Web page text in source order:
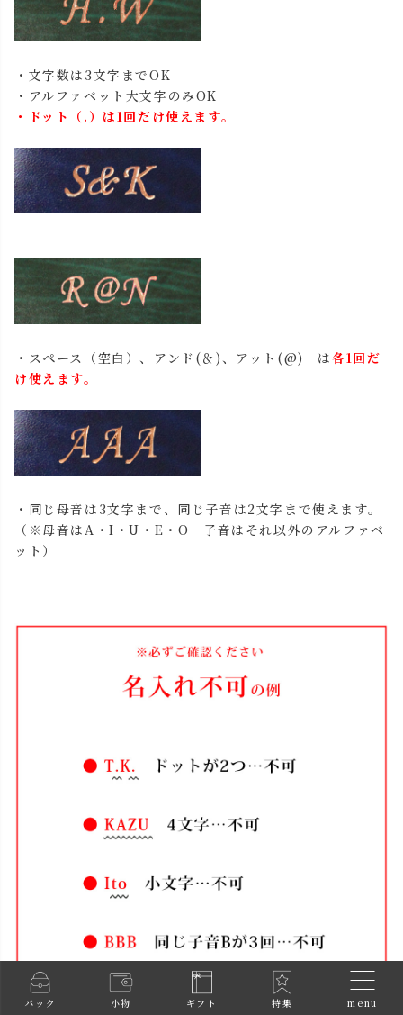
バック 小物 ギフト 特集 menu
・文字数は3文字までOK
・アルファベット大文字のみOK
・ドット（.）は1回だけ使えます。
・スペース（空白）、アンド(＆)、アット(@) は各1回だ
け使えます。
・同じ母音は3文字まで、同じ子音は2文字まで使えます。
（※母音はA・I・U・E・O 子音はそれ以外のアルファベ
ット）